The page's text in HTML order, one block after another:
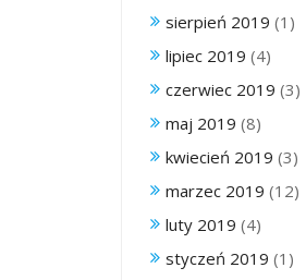
sierpień 2019 (1)
lipiec 2019 (4)
czerwiec 2019 (3)
maj 2019 (8)
kwiecień 2019 (3)
marzec 2019 (12)
luty 2019 (4)
styczeń 2019 (1)